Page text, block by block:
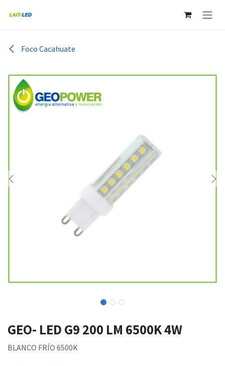
Foco Cacahuate
GEO- LED G9 200 LM 6500K 4W
BLANCO FRÍO 6500K